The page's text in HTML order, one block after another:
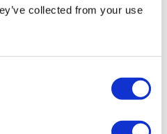
collected from your use